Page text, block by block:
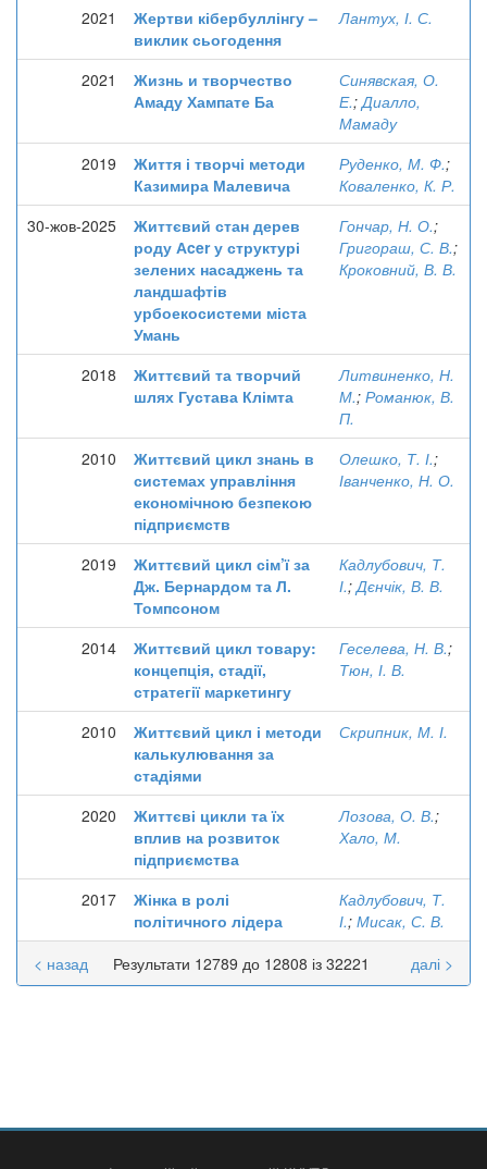
2021
Жертви кібербуллінгу –
виклик сьогодення
Лантух, І. С.
2021
Жизнь и творчество
Амаду Хампате Ба
Синявская, О.
Е.;Диалло,
Мамаду
2019
Життя і творчі методи
Казимира Малевича
Руденко, М. Ф.;
Коваленко, К. Р.
30-жов-2025
Життєвий стан дерев
роду Аcer у структурі
зелених насаджень та
ландшафтів
урбоекосистеми міста
Умань
Гончар, Н. О.;
Григораш, С. В.;
Кроковний, В. В.
2018
Життєвий та творчий
шлях Густава Клімта
Литвиненко, Н.
М.; Романюк, В.
П.
2010
Життєвий цикл знань в
системах управління
економічною безпекою
підприємств
Олешко, Т. І.;
Іванченко, Н. О.
2019
Життєвий цикл сім’ї за
Дж. Бернардом та Л.
Томпсоном
Кадлубович, Т.
І.;Дєнчік, В. В.
2014
Життєвий цикл товару:
концепція, стадії,
стратегії маркетингу
Геселева, Н. В.;
Тюн, І. В.
2010
Життєвий цикл і методи
калькулювання за
стадіями
Скрипник, М. І.
2020
Життєві цикли та їх
вплив на розвиток
підприємства
Лозова, О. В.;
Хало, М.
2017
Жінка в ролі
політичного лідера
Кадлубович, Т.
І.; Мисак, С. В.
Результати 12789 до 12808 із 32221
< назад далі >